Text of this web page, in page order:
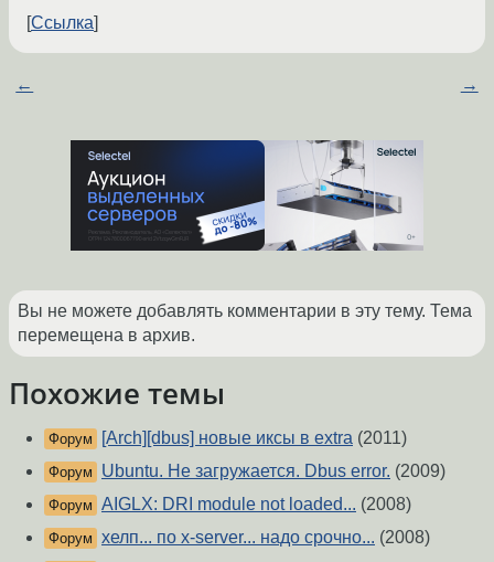
Ссылка
← →
Вы не можете добавлять комментарии в эту тему. Тема
перемещена в архив.
Похожие темы
Форум [Arch][dbus] новые иксы в extra (2011)
Форум Ubuntu. Не загружается. Dbus error. (2009)
Форум AIGLX: DRI module not loaded... (2008)
Форум хелп... по x-server... надо срочно... (2008)